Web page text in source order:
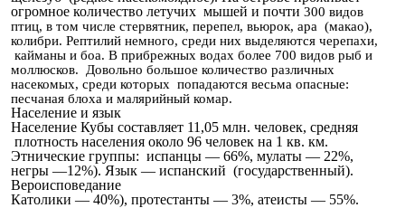
огромное количество летучих мышей и почти 300 видов
птиц, в том числе стервятник, перепел, вьюрок, ара (макао),
колибри. Рептилий немного, среди них выделяются черепахи,
кайманы и боа. В прибрежных водах более 700 видов рыб и
моллюсков. Довольно большое количество различных
насекомых, среди которых попадаются весьма опасные:
песчаная блоха и малярийный комар.
Население и язык
Население Кубы составляет 11,05 млн. человек, средняя
плотность населения около 96 человек на 1 кв. км.
Этнические группы: испанцы — 66%, мулаты — 22%,
негры —12%). Язык — испанский (государственный).
Вероисповедание
Католики — 40%), протестанты — 3%, атеисты — 55%.